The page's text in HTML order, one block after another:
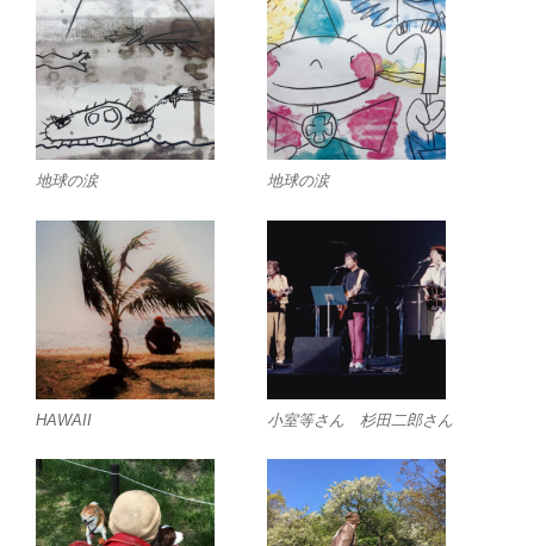
地球の涙 地球の涙
HAWAII 小室等さん 杉田二郎さん